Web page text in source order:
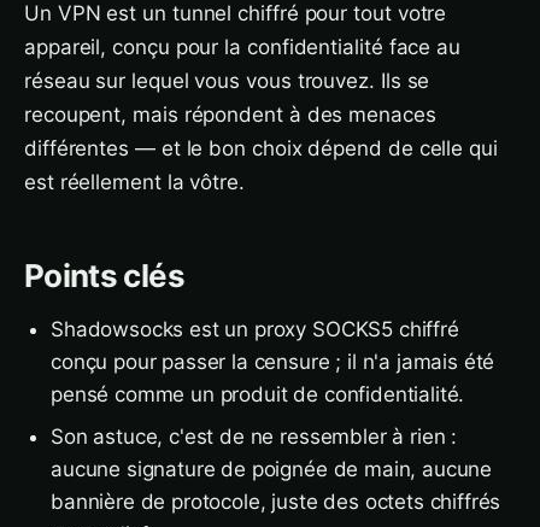
Un VPN est un tunnel chiffré pour tout votre
appareil, conçu pour la confidentialité face au
réseau sur lequel vous vous trouvez. Ils se
recoupent, mais répondent à des menaces
différentes — et le bon choix dépend de celle qui
est réellement la vôtre.
Points clés
Shadowsocks est un proxy SOCKS5 chiffré
conçu pour passer la censure ; il n'a jamais été
pensé comme un produit de confidentialité.
Son astuce, c'est de ne ressembler à rien :
aucune signature de poignée de main, aucune
bannière de protocole, juste des octets chiffrés